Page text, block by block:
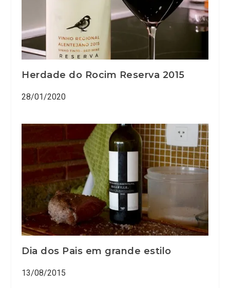
Herdade do Rocim Reserva 2015
28/01/2020
Dia dos Pais em grande estilo
13/08/2015